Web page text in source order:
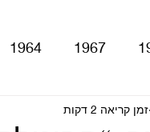
1967
1964
With The
זמן קריאה 2 דקות